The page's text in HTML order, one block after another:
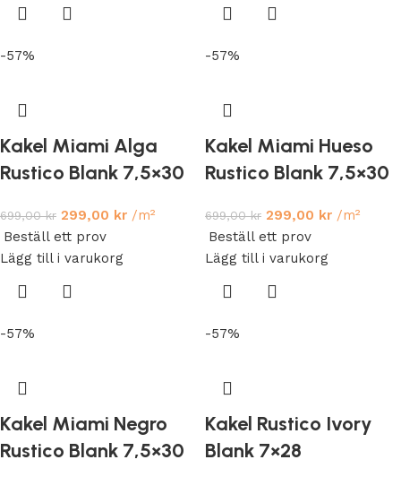
-57%
Kakel Miami Alga
Rustico Blank 7,5×30
699,00kr 299,00 kr /m²
Beställ ett prov
Lägg till i varukorg
-57%
Kakel Miami Hueso
Rustico Blank 7,5×30
699,00kr 299,00 kr /m²
Beställ ett prov
Lägg till i varukorg
-57%
Kakel Miami Negro
Rustico Blank 7,5×30
-57%
Kakel Rustico Ivory
Blank 7×28